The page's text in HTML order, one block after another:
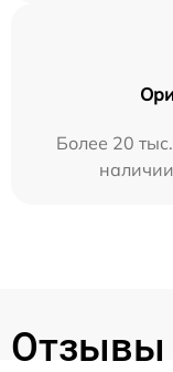
Более 20
Отзывы